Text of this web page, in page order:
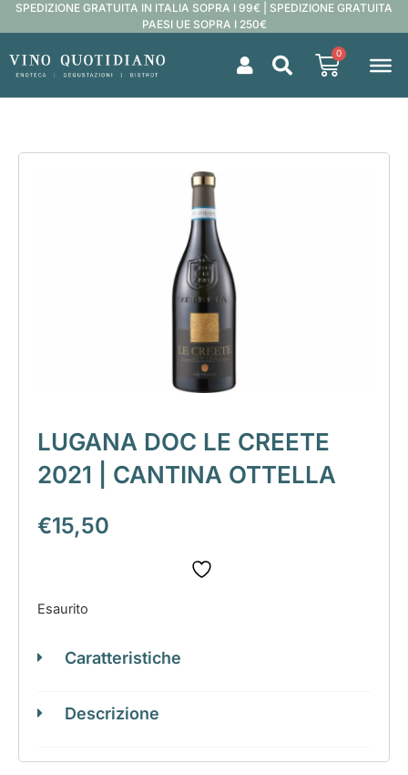
SPEDIZIONE GRATUITA IN ITALIA SOPRA I 99€ | SPEDIZIONE GRATUITA
PAESI UE SOPRA I 250€
0
LUGANA DOC LE CREETE
2021 | CANTINA OTTELLA
€15,50
Esaurito
Caratteristiche
Descrizione